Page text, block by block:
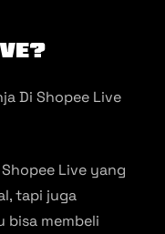
Live yang
tapi juga
bisa membeli